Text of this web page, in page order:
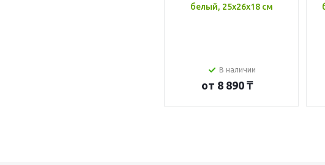
белый, 25x26x18 см
В наличии
от 8 890 ₸